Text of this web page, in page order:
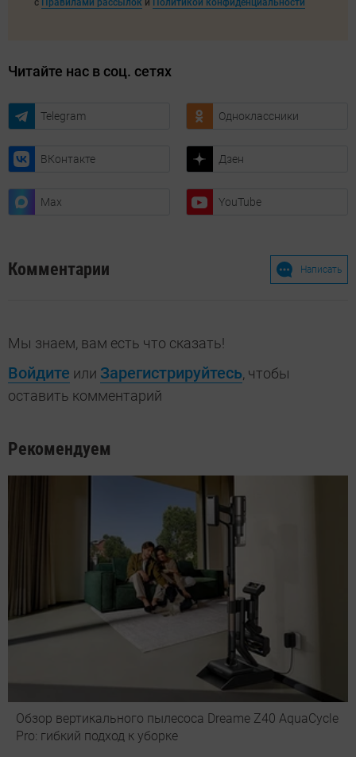
с Правилами рассылок и Политикой конфиденциальности
Читайте нас в соц. сетях
Telegram Одноклассники
ВКонтакте Дзен
Max YouTube
Комментарии Написать
Мы знаем, вам есть что сказать!
Войдите или Зарегистрируйтесь, чтобы
оставить комментарий
Рекомендуем
Обзор вертикального пылесоса Dreame Z40 AquaCycle
Pro: гибкий подход к уборке